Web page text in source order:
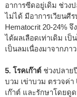
อาการซีดอยู่เดิม ช่วง
ไม่ได้ มีอาการเวียนศี
Hematocrit 20-24%
ได้ผลเลือดเท่าเดิม เ
เป็นลมเนื่องมาจากภา
5. โรคเก๊าต์ ช่วงปลาย
บวม เข่าบวม ตรวจค่า
เก๊าต์ และรักษาโดยดู